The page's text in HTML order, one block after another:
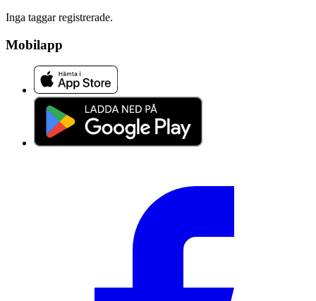
Inga taggar registrerade.
Mobilapp